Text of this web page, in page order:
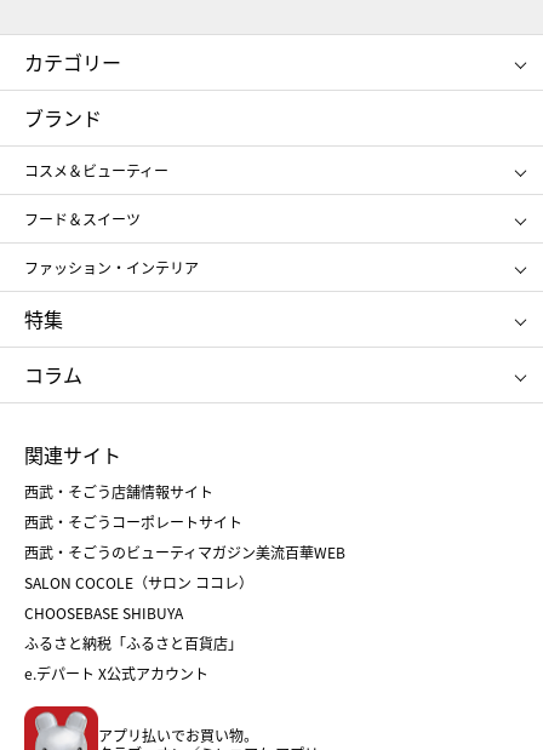
カテゴリー
コスメ＆ビューティー
ギフト
レディース
メンズ
スポーツ・アウトドア
お中元
お歳暮
ブランド
コスメ＆ビューティー
SHISEIDO
ポール&ジョー ボーテ
ジルスチュアート
NARS
RMK
クリニーク
SK-Ⅱ
フード＆スイーツ
アンリ・シャルパンティエ
ゴディバ
新宿高野
たねや
ねんりん家
ファッション・インテリア
ポロ ラルフ ローレン
タケオ キクチ
ママ＆キッズ
シュタイフ
特集
お中元
ひな人形
五月人形
父の日
クリスマスケーキ
ホワイトデー
コラム
菓子折り
和菓子
人気のギフト
バレンタイン
ホワイトデー
おせち
フード
ホーム・キッチン＆アート
関連サイト
西武・そごう店舗情報サイト
西武・そごうコーポレートサイト
西武・そごうのビューティマガジン美流百華WEB
SALON COCOLE（サロン ココレ）
CHOOSEBASE SHIBUYA
ふるさと納税「ふるさと百貨店」
e.デパート X公式アカウント
アプリ払いでお買い物。